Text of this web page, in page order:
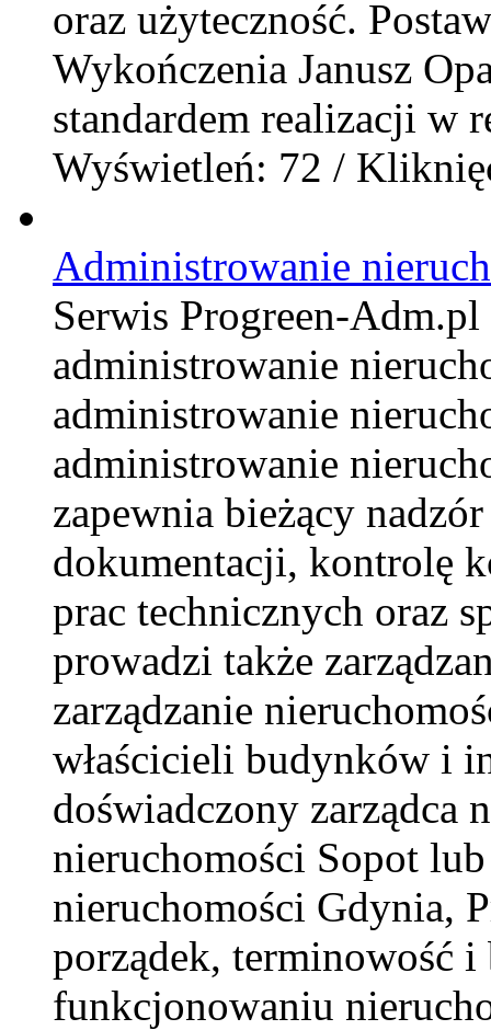
oraz użyteczność.
Wykończenia Janusz
standardem realizacji w
Wyświetleń: 72 /
Administrowanie
Serwis Progreen-
administrowanie
administrowanie
administrowanie
zapewnia bieżący
dokumentacji, kontrolę
prac technicznych oraz
prowadzi także
zarządzanie
właścicieli budynków i
doświadczony zarządca
nieruchomości Sopot
nieruchomości Gdynia,
porządek, terminowość
funkcjonowaniu